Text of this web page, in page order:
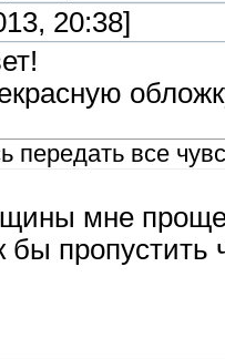
20:38]
передать все
мне
бы